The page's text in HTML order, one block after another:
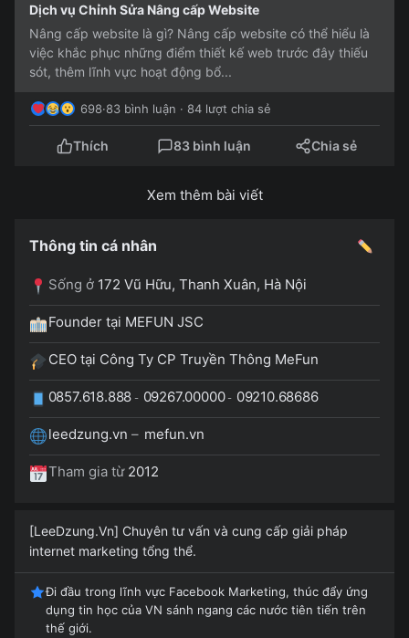
Thông tin cá nhân
Sống ở 172 Vũ Hữu, Thanh Xuân, Hà Nội
Founder tại MEFUN JSC
CEO tại Công Ty CP Truyền Thông MeFun
0857.618.888 - 09267.00000- 09210.68686
leedzung.vn – mefun.vn
Tham gia từ 2012
[LeeDzung.Vn] Chuyên tư vấn và cung cấp giải pháp
internet marketing tổng thể.
Đi đầu trong lĩnh vực Facebook Marketing, thúc đẩy ứng
dụng tin học của VN sánh ngang các nước tiên tiến trên
thế giới.
Dịch vụ Chỉnh Sửa Nâng cấp Website
Nâng cấp website là gì? Nâng cấp website có thể hiểu là
việc khắc phục những điểm thiết kế web trước đây thiếu
sót, thêm lĩnh vực hoạt động bổ...
698·83 bình luận · 84 lượt chia sẻ
Thích 83 bình luận Chia sẻ
Xem thêm bài viết